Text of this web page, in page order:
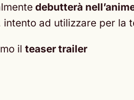
debutterà
ad utilizzare per la
il teaser trailer